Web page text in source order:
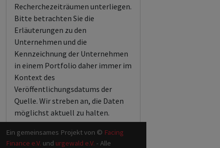
Recherchezeiträumen unterliegen.
Bitte betrachten Sie die
Erläuterungen zu den
Unternehmen und die
Kennzeichnung der Unternehmen
in einem Portfolio daher immer im
Kontext des
Veröffentlichungsdatums der
Quelle. Wir streben an, die Daten
möglichst aktuell zu halten.
Ein gemeinsames Projekt von © Facing
Finance e.V. und urgewald e.V. - Alle